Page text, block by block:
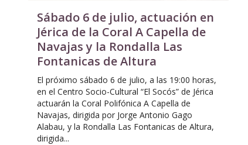
Sábado 6 de julio, actuación en
Jérica de la Coral A Capella de
Navajas y la Rondalla Las
Fontanicas de Altura
El próximo sábado 6 de julio, a las 19:00 horas,
en el Centro Socio-Cultural “El Socós” de Jérica
actuarán la Coral Polifónica A Capella de
Navajas, dirigida por Jorge Antonio Gago
Alabau, y la Rondalla Las Fontanicas de Altura,
dirigida...